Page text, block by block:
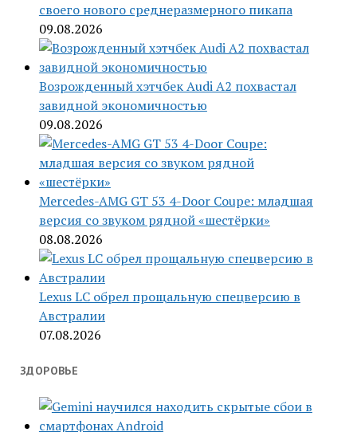
своего нового среднеразмерного пикапа
09.08.2026
Возрожденный хэтчбек Audi A2 похвастал
завидной экономичностью
09.08.2026
Mercedes-AMG GT 53 4-Door Coupe: младшая
версия со звуком рядной «шестёрки»
08.08.2026
Lexus LC обрел прощальную спецверсию в
Австралии
07.08.2026
ЗДОРОВЬЕ